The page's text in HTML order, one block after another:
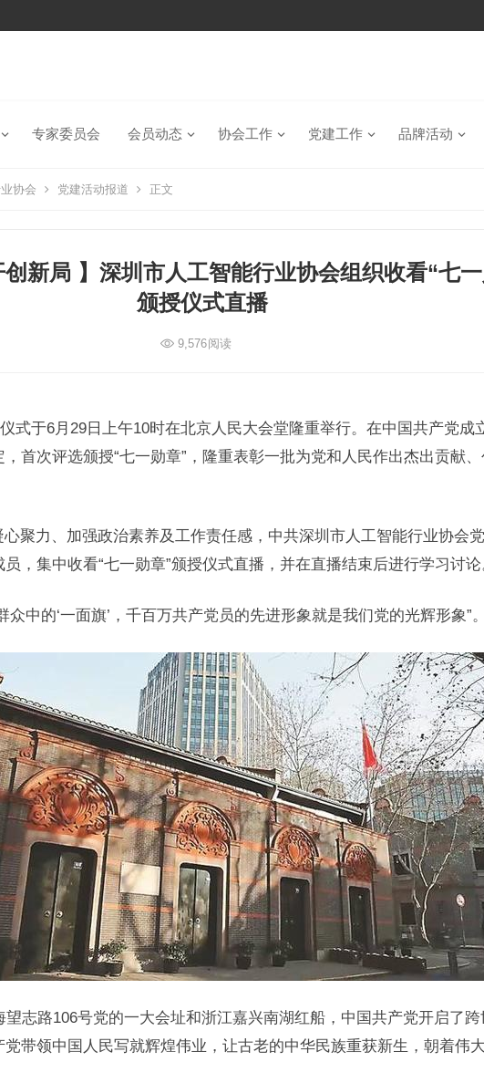
专家委员会 会员动态 协会工作 党建工作 品牌活动
协会 党建活动报道 正文
创新局 】深圳市人工智能行业协会组织收看“七
颁授仪式直播
9,576阅读
式于6月29日上午10时在北京人民大会堂隆重举行。在中国共产党成
首次评选颁授“七一勋章”，隆重表彰一批为党和人民作出杰出贡献
心聚力、加强政治素养及工作责任感，中共深圳市人工智能行业协会
，集中收看“七一勋章”颁授仪式直播，并在直播结束后进行学习讨论
众中的‘一面旗’，千百万共产党员的先进形象就是我们党的光辉形象”。
望志路106号党的一大会址和浙江嘉兴南湖红船，中国共产党开启了跨
带领中国人民写就辉煌伟业，让古老的中华民族重获新生，朝着伟